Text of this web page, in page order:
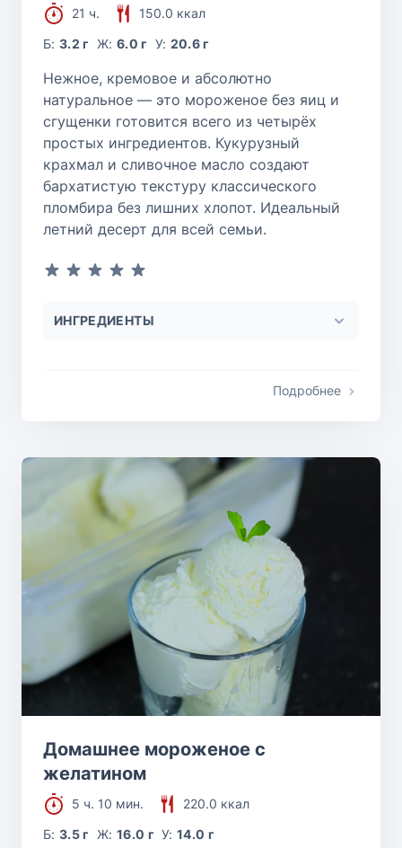
21 ч.
150.0 ккал
Б:3.2 г Ж: 6.0 г У: 20.6 г
Нежное, кремовое и абсолютно
натуральное — это мороженое без яиц и
сгущенки готовится всего из четырёх
простых ингредиентов. Кукурузный
крахмал и сливочное масло создают
бархатистую текстуру классического
пломбира без лишних хлопот. Идеальный
летний десерт для всей семьи.
ИНГРЕДИЕНТЫ
Подробнее
Домашнее мороженое с
желатином
5 ч. 10 мин.
220.0 ккал
Б:3.5 г Ж: 16.0 г У:14.0 г